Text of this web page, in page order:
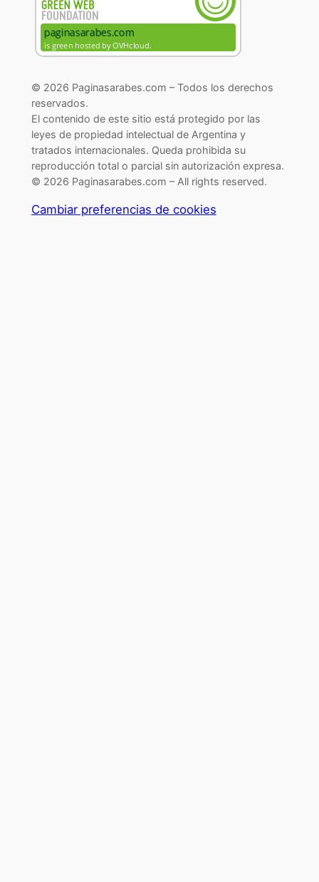
© 2026 Paginasarabes.com – Todos los derechos
reservados.
El contenido de este sitio está protegido por las
leyes de propiedad intelectual de Argentina y
tratados internacionales. Queda prohibida su
reproducción total o parcial sin autorización expresa.
© 2026 Paginasarabes.com – All rights reserved.
Cambiar preferencias de cookies